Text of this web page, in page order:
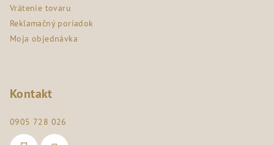
Vrátenie tovaru
Reklamačný poriadok
Moja objednávka
Kontakt
0905 728 026